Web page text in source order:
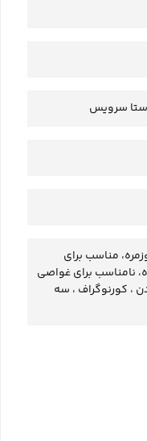
مناسب برای
نامناسب برای غواصی
، کورنوگراف ، سه